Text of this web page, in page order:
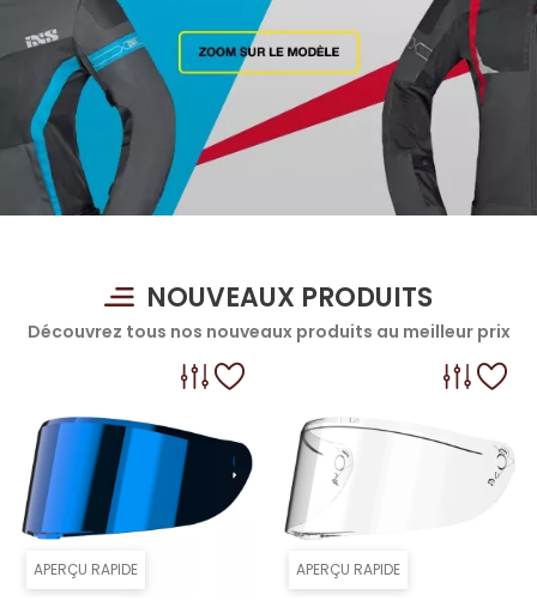
NOUVEAUX PRODUITS
Découvrez tous nos nouveaux produits au meilleur prix
APERÇU RAPIDE APERÇU RAPIDE